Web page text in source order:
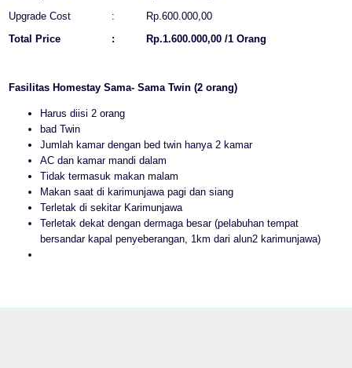
Upgrade Cost
:
Rp.600.000,00
Total Price
: Rp.1.600.000,00 /1 Orang
Fasilitas Homestay Sama- Sama Twin (2 orang)
Harus diisi 2 orang
bad Twin
Jumlah kamar dengan bed twin hanya 2 kamar
AC dan kamar mandi dalam
Tidak termasuk makan malam
Makan saat di karimunjawa pagi dan siang
Terletak di sekitar Karimunjawa
Terletak dekat dengan dermaga besar (pelabuhan tempat
bersandar kapal penyeberangan, 1km dari alun2 karimunjawa)